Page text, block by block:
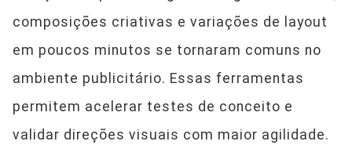
composições criativas e variações de layout
em poucos minutos se tornaram comuns no
ambiente publicitário. Essas ferramentas
permitem acelerar testes de conceito e
validar direções visuais com maior agilidade.